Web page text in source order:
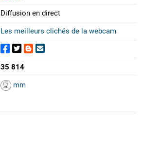
Diffusion en direct
Les meilleurs clichés de la webcam
35 814
mm